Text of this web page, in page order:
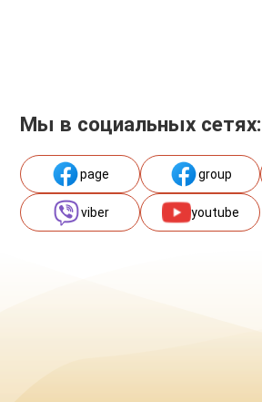
Мы в социальных сетях:
page group
viber youtube